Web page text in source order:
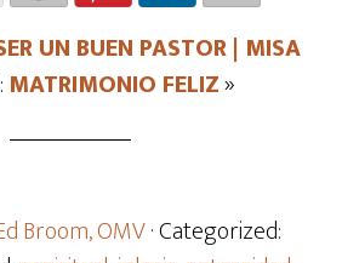
UN BUEN PASTOR | MISA
MATRIMONIO FELIZ»
Broom, OMV· Categorized: